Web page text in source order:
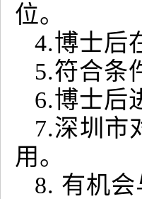
位。
4.博士后
5.符合条
6.博士后
7.深圳市
用。
8. 有机